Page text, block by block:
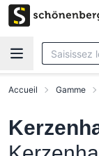
Aller au contenu
Accueil Gamme